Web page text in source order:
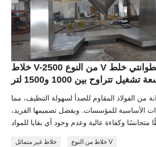
خلاط V-2500 من النوع V يتكون من أسطوانتي خلط
تتراوح بين 1000 و1500 لتر
من الفولاذ المقاوم للصدأ لسهولة التنظيف، مما
الأساسية للمؤسسات. وبفضل تصميمها الفريد،
خلاط غير متماثل خلاط من النوع V